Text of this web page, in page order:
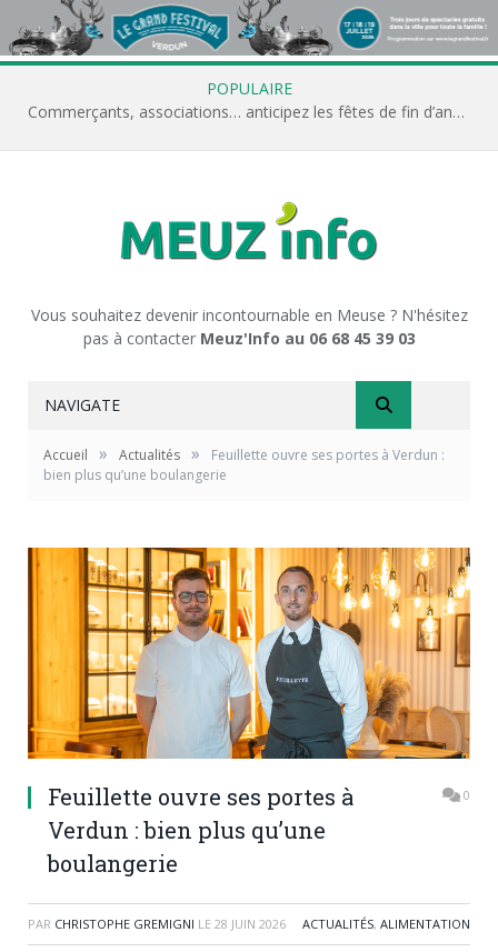
POPULAIRE
Commerçants, associations… anticipez les fêtes de fin d’année avec Meuz’Info
Vous souhaitez devenir incontournable en Meuse ? N'hésitez
pas à contacter Meuz'Info au 06 68 45 39 03
NAVIGATE
Accueil » Actualités »
Feuillette ouvre ses portes à Verdun :
bien plus qu’une boulangerie
Feuillette ouvre ses portes à
Verdun : bien plus qu’une
boulangerie
0
PAR CHRISTOPHE GREMIGNI LE 28 JUIN 2026 ACTUALITÉS, ALIMENTATION